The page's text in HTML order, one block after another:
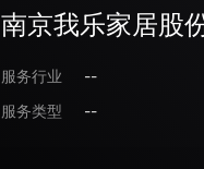
南京我乐家居股
服务行业
--
服务类型
--